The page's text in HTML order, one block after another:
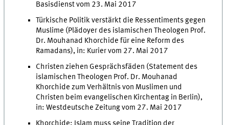
Basisdienst vom 23. Mai 2017
Türkische Politik verstärkt die Ressentiments gegen
Muslime (Plädoyer des islamischen Theologen Prof.
Dr. Mouhanad Khorchide für eine Reform des
Ramadans), in: Kurier vom 27. Mai 2017
Christen ziehen Gesprächsfäden (Statement des
islamischen Theologen Prof. Dr. Mouhanad
Khorchide zum Verhältnis von Muslimen und
Christen beim evangelischen Kirchentag in Berlin),
in: Westdeutsche Zeitung vom 27. Mai 2017